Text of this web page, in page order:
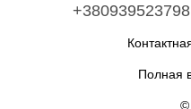
+380939523798
Полная
©